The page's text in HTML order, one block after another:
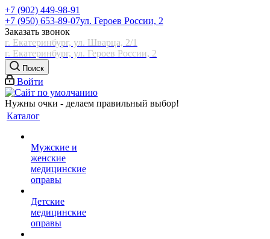
+7 (902) 449-98-91
+7 (950) 653-89-07ул. Героев России, 2
Заказать звонок
г. Екатеринбург, ул. Шварца, 2/1
г. Екатеринбург, ул. Героев России, 2
Поиск
Войти
Нужны очки - делаем правильный выбор!
Каталог
Мужские и
женские
медицинские
оправы
Детские
медицинские
оправы